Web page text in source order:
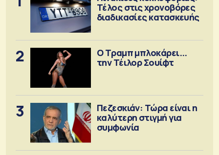
Τέλος στις χρονοβόρες
διαδικασίες κατασκευής
2
Ο Τραμπ μπλοκάρει...
την Τέιλορ Σουίφτ
3
Πεζεσκιάν: Τώρα είναι η
καλύτερη στιγμή για
συμφωνία